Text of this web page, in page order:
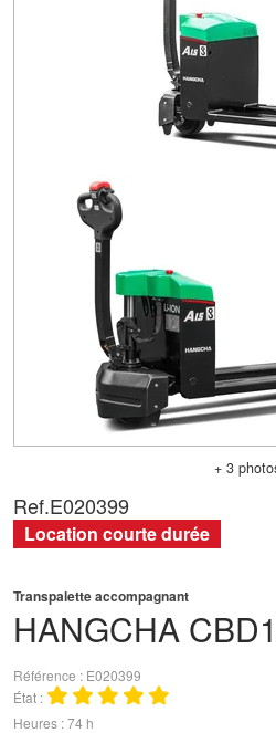
+ 3
HANGCHA
Transpalette accompagnant
Référence
E020399
État
Heures 74 h
Ref.E020399
Location courte durée